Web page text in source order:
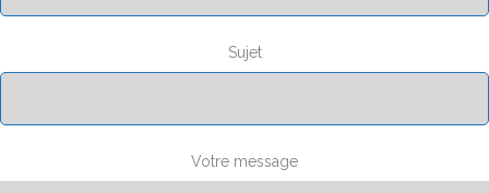
Sujet
Votre message